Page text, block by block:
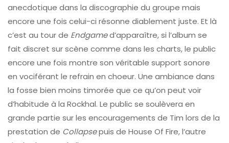
anecdotique dans la discographie du groupe mais
encore une fois celui-ci résonne diablement juste. Et là
c’est au tour de Endgamed’apparaître, si l’album se
fait discret sur scène comme dans les charts, le public
encore une fois montre son véritable support sonore
en vociférant le refrain en choeur. Une ambiance dans
la fosse bien moins timorée que ce qu’on peut voir
d’habitude à la Rockhal. Le public se soulèvera en
grande partie sur les encouragements de Tim lors de la
prestation de Collapsepuis de House Of Fire, l’autre